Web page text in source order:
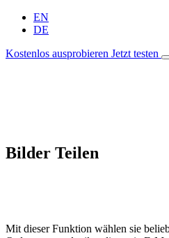
EN
DE
Kostenlos ausprobieren Jetzt testen
Bilder Teilen
Mit dieser Funktion wählen sie